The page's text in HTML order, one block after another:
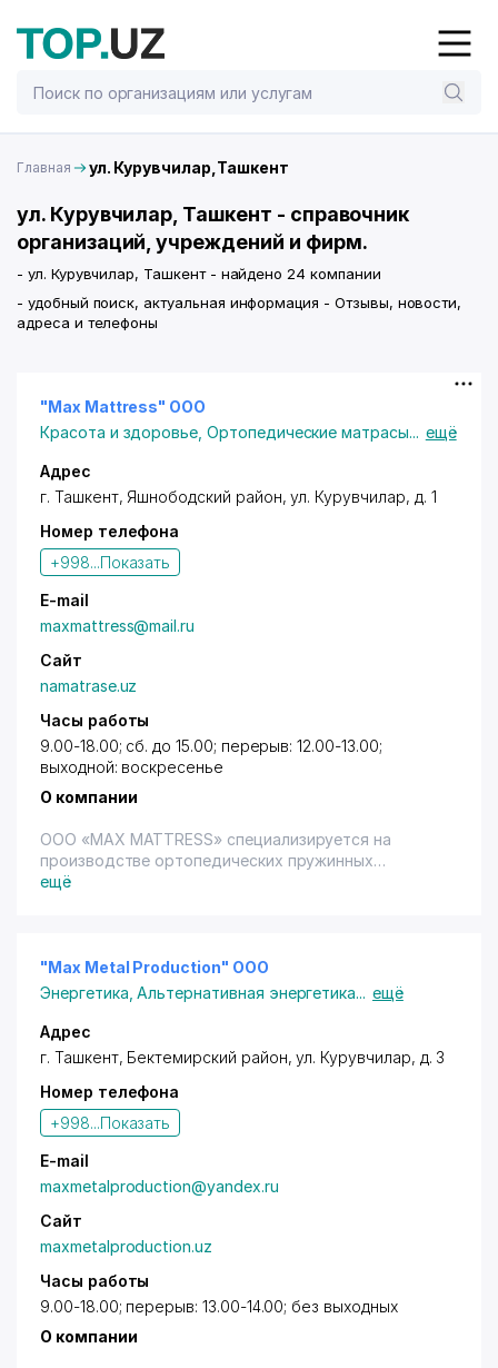
Главная ул. Курувчилар,Ташкент
ул. Курувчилар, Ташкент - справочник
организаций, учреждений и фирм.
- ул. Курувчилар, Ташкент - найдено 24 компании
- удобный поиск, актуальная информация - Отзывы, новости,
адреса и телефоны
"Max Mattress" ООО
Красота и здоровье ,Ортопедические матрасы... ещё
Адрес
г. Ташкент, Яшнободский район,ул. Курувчилар, д. 1
Номер телефона
+998...Показать
E-mail
maxmattress@mail.ru
Сайт
namatrase.uz
Часы работы
9.00-18.00; сб. до 15.00; перерыв: 12.00-13.00;
выходной: воскресенье
О компании
ООО «MAX MATTRESS» специализируется на
производстве ортопедических пружинных
матрасов, безкорпусной мебели.
используются в производстве компании ООО «MAX
MATTRESS», являются компании из России и
Турции.
ещё
"Max Metal Production" ООО
Энергетика ,Альтернативная энергетика... ещё
Адрес
г. Ташкент, Бектемирский район,ул. Курувчилар, д. 3
Номер телефона
+998...Показать
E-mail
maxmetalproduction@yandex.ru
Сайт
maxmetalproduction.uz
Часы работы
9.00-18.00; перерыв: 13.00-14.00; без выходных
О компании